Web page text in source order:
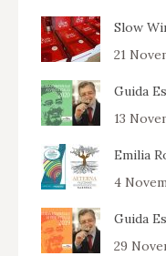
Slow
21
Guida
13
Emilia
4
Guida
29